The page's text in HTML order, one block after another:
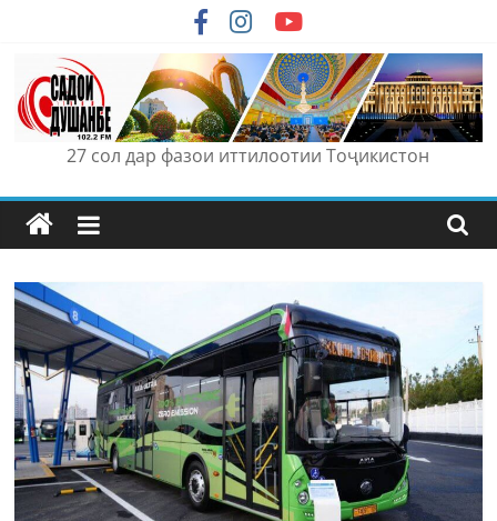
content
27 сол дар фазои иттилоотии Тоҷикистон